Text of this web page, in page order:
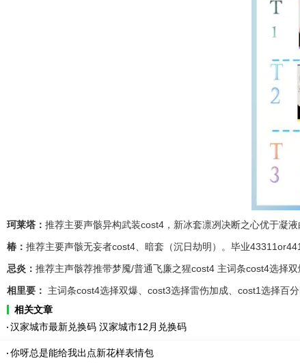
珂莱塔： 推荐主要声骸异构武装cost4，新冰套凛冽决断之心优于凝
椿： 推荐主要声骸无妄者cost4、暗套（沉日劫明）。毕业
忌炎： 推荐主声骸荐推带梦魇/普通飞廉之猩cost4 主词条cost4选择
相里要：
主词条cost4选择双爆、cost3选择雷伤加成、cost1选择百
相关文章
汉家城市最新兑换码 汉家城市12月兑换码
你呀总是能给我出点新花样表情包